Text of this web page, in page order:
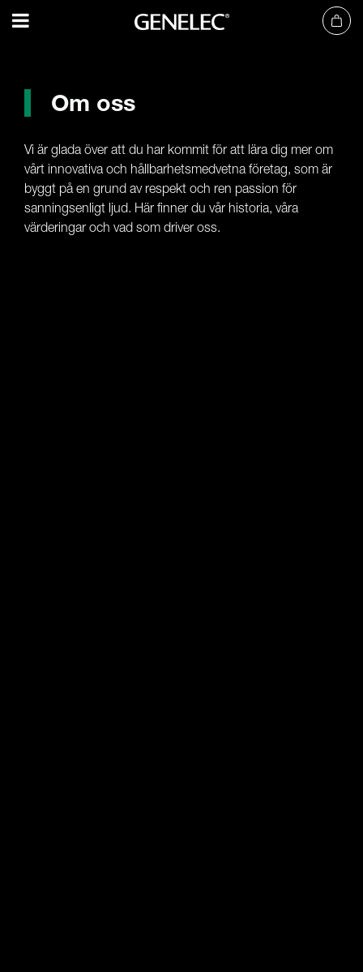
Om oss
Vi är glada över att du har kommit för att lära dig mer om
vårt innovativa och hållbarhetsmedvetna företag, som är
byggt på en grund av respekt och ren passion för
sanningsenligt ljud. Här finner du vår historia, våra
värderingar och vad som driver oss.